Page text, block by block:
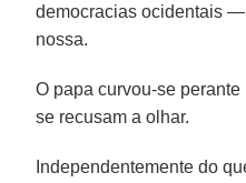
democracias ocidentais
nossa.
O papa curvou-se
se recusam a olhar.
Independentemente do